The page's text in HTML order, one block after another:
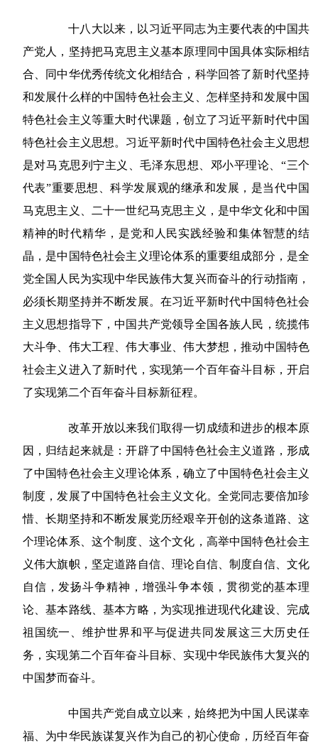
十八大以来，以习近平同志为主要代表的中国共
产党人，坚持把马克思主义基本原理同中国具体实际相结
合、同中华优秀传统文化相结合，科学回答了新时代坚持
和发展什么样的中国特色社会主义、怎样坚持和发展中国
特色社会主义等重大时代课题，创立了习近平新时代中国
特色社会主义思想。习近平新时代中国特色社会主义思想
是对马克思列宁主义、毛泽东思想、邓小平理论、“三个
代表”重要思想、科学发展观的继承和发展，是当代中国
马克思主义、二十一世纪马克思主义，是中华文化和中国
精神的时代精华，是党和人民实践经验和集体智慧的结
晶，是中国特色社会主义理论体系的重要组成部分，是全
党全国人民为实现中华民族伟大复兴而奋斗的行动指南，
必须长期坚持并不断发展。在习近平新时代中国特色社会
主义思想指导下，中国共产党领导全国各族人民，统揽伟
大斗争、伟大工程、伟大事业、伟大梦想，推动中国特色
社会主义进入了新时代，实现第一个百年奋斗目标，开启
了实现第二个百年奋斗目标新征程。
改革开放以来我们取得一切成绩和进步的根本原
因，归结起来就是：开辟了中国特色社会主义道路，形成
了中国特色社会主义理论体系，确立了中国特色社会主义
制度，发展了中国特色社会主义文化。全党同志要倍加珍
惜、长期坚持和不断发展党历经艰辛开创的这条道路、这
个理论体系、这个制度、这个文化，高举中国特色社会主
义伟大旗帜，坚定道路自信、理论自信、制度自信、文化
自信，发扬斗争精神，增强斗争本领，贯彻党的基本理
论、基本路线、基本方略，为实现推进现代化建设、完成
祖国统一、维护世界和平与促进共同发展这三大历史任
务，实现第二个百年奋斗目标、实现中华民族伟大复兴的
中国梦而奋斗。
中国共产党自成立以来，始终把为中国人民谋幸
福、为中华民族谋复兴作为自己的初心使命，历经百年奋